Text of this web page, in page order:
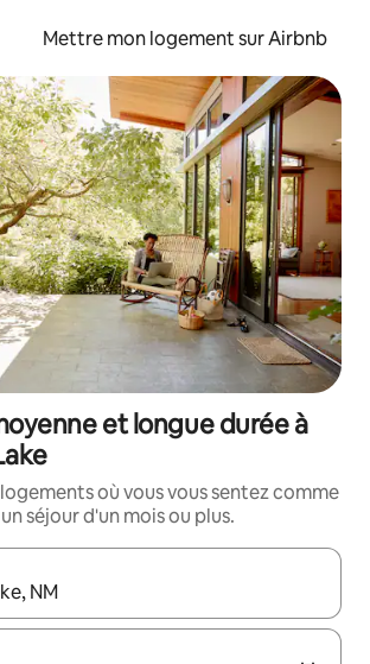
Mettre mon logement sur Airbnb
et longue durée à
où vous vous sentez comme
séjour d'un mois ou plus.
s'affichent, utilisez les flèches vers le